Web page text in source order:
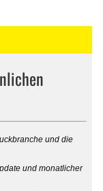
und die
und monatlicher